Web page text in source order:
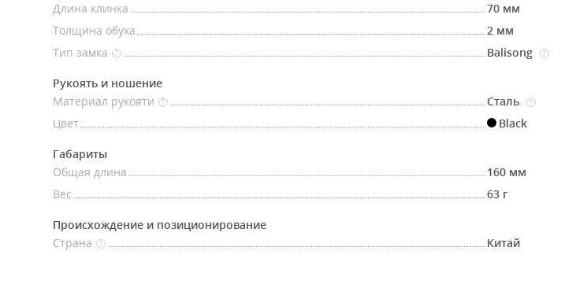
Длина клинка
70 мм
Толщина обуха
2 мм
Тип замка
? Balisong ?
Рукоять и ношение
Материал рукояти
? Сталь ?
Цвет Black
Габариты
Общая длина
160 мм
Вес
63 г
Происхождение и позиционирование
Страна
? Китай